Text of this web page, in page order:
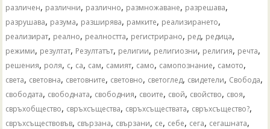
различен, различни, различно, размножаване, разрешава,
разрушава, разума, разширява, рамките, реализирането,
реализират, реално, реалността, регистрирано, ред, редица,
режими, резултат, Резултатът, религии, религиозни, религия, речта,
решения, роля, с, са, сам, самият, само, самопознание, самото,
света, световна, световните, световно, светоглед, свидетели, Свобода,
свободата, свободната, свободния, своите, свой, свойство, своя,
свръхобщество, свръхсъщества, свръхсъществата, свръхсъщество?,
свръхсъществовъв, свързана, свързани, се, себе, сега, сегашната,